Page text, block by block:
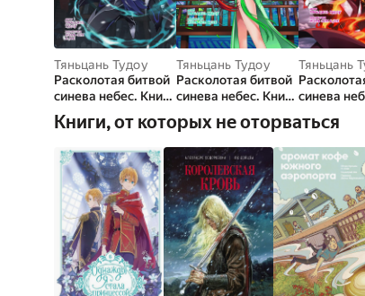
Тяньцань Тудоу
Расколотая битвой
синева небес. Книга
4. Прощание с
учителем
Тяньцань Тудоу
Расколотая битвой
синева небес. Книга
алхимиков
Тяньцань
синева
академию
Книги, от которых не оторваться